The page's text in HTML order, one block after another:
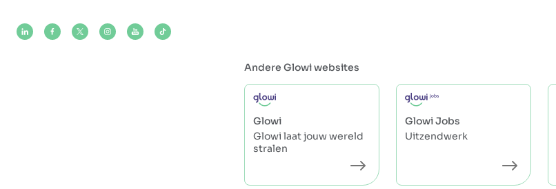
Andere Glowi websites
Glowi
Glowi laat jouw wereld
stralen
Glowi Jobs
Uitzendwerk